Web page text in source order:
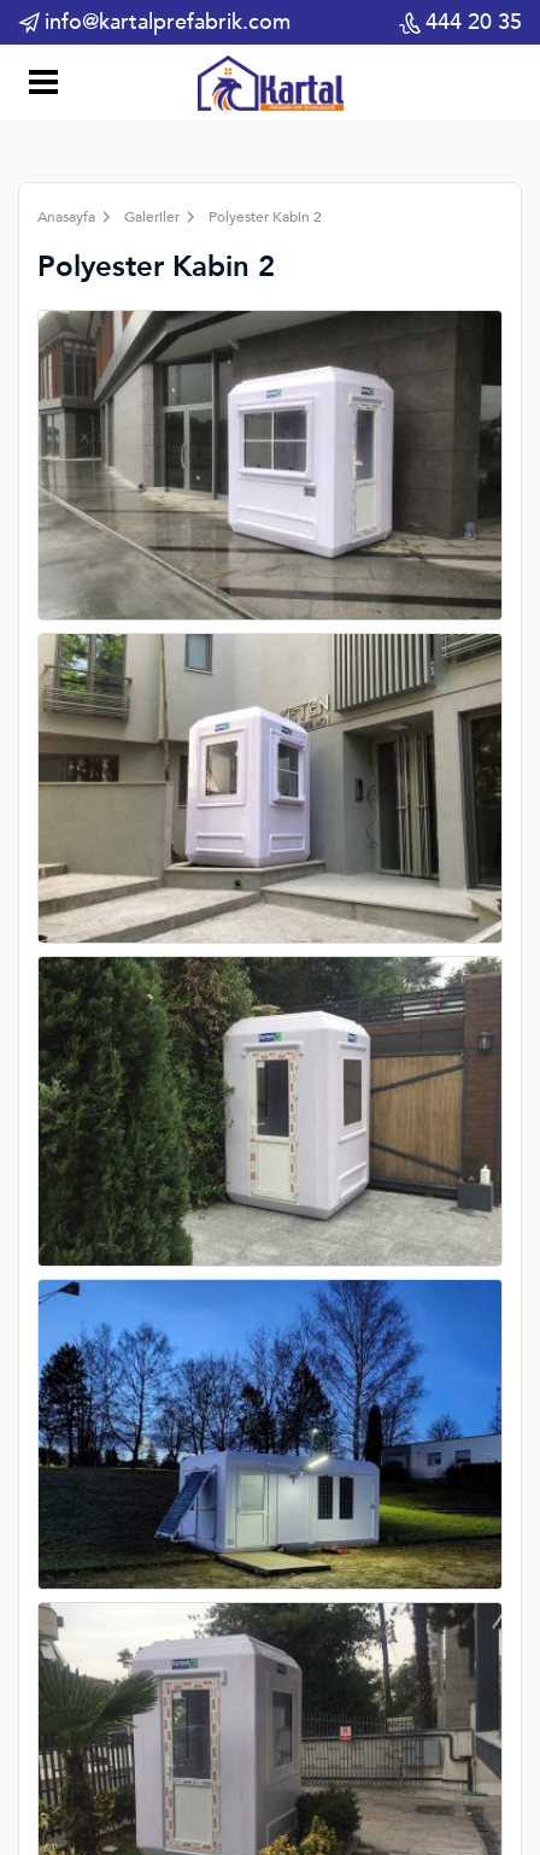
info@kartalprefabrik.com 444 20 35
Anasayfa Galeriler Polyester Kabin 2
Polyester Kabin 2